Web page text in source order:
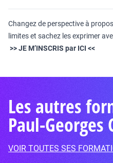
Changez de perspective à
limites et sachez les exprimer
>> JE M’INSCRIS par ICI <<
Les autres
Paul-Georges
VOIR TOUTES SES